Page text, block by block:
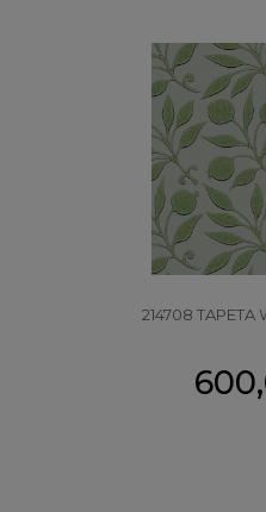
214708 TAPETA